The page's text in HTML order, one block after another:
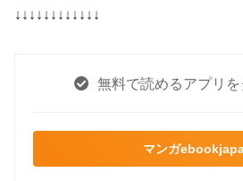
↓↓↓↓↓↓↓↓↓↓↓↓
無料で読めるアプリ
マンガ